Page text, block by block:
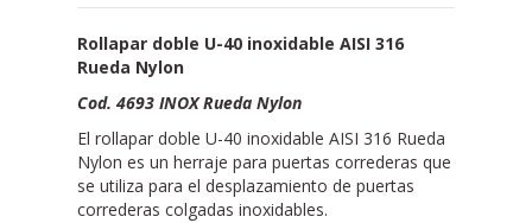
Rollapar doble U-40 inoxidable AISI 316
Rueda Nylon
Cod. 4693 INOX Rueda Nylon
El rollapar doble U-40 inoxidable AISI 316 Rueda
Nylon es un herraje para puertas correderas que
se utiliza para el desplazamiento de puertas
correderas colgadas inoxidables.